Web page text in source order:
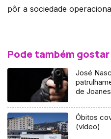
pôr a sociedade
Pode também gostar
José
de
Óbitos
(vídeo)